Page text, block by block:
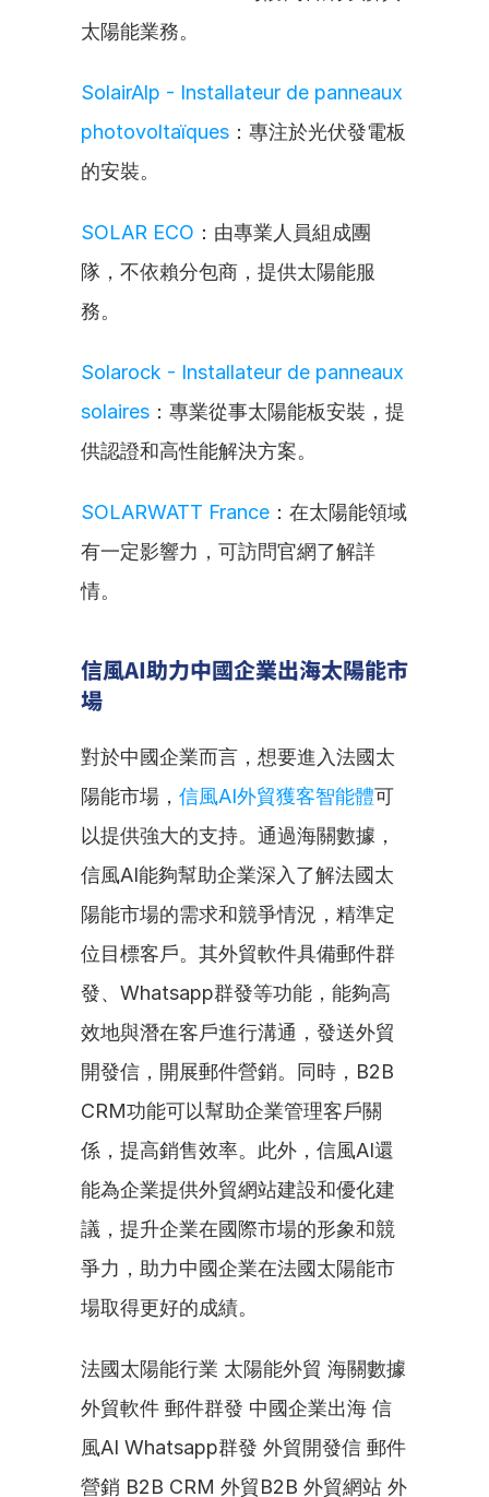
太陽能業務。
SolairAlp - Installateur de panneaux
photovoltaïques ：專注於光伏發電板
的安裝。
SOLAR ECO ：由專業人員組成團
隊，不依賴分包商，提供太陽能服
務。
Solarock - Installateur de panneaux
solaires ：專業從事太陽能板安裝，提
供認證和高性能解決方案。
SOLARWATT France ：在太陽能領域
有一定影響力，可訪問官網了解詳
情。
信風AI助力中國企業出海太陽能市
場
對於中國企業而言，想要進入法國太
陽能市場， 信風AI外貿獲客智能體可
以提供強大的支持。通過海關數據，
信風AI能夠幫助企業深入了解法國太
陽能市場的需求和競爭情況，精準定
位目標客戶。其外貿軟件具備郵件群
發、Whatsapp群發等功能，能夠高
效地與潛在客戶進行溝通，發送外貿
開發信，開展郵件營銷。同時，B2B
CRM功能可以幫助企業管理客戶關
係，提高銷售效率。此外，信風AI還
能為企業提供外貿網站建設和優化建
議，提升企業在國際市場的形象和競
爭力，助力中國企業在法國太陽能市
場取得更好的成績。
法國太陽能行業 太陽能外貿 海關數據
外貿軟件 郵件群發 中國企業出海 信
風AI Whatsapp群發 外貿開發信 郵件
營銷 B2B CRM 外貿B2B 外貿網站 外